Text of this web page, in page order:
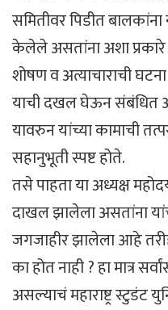
समितीवर पिडीत
केलेले असतांना अशा
शोषण व अत्याचाराची
याची दखल घेऊन संबंधित
यावरुन यांच्या कामाची
सहानुभूती स्पष्ट होते.
तसे पाहता या अध्यक्ष
दाखल झालेला असतांना
जगजाहीर झालेला आहे
का होत नाही ? हा मात्र
असल्याचं महाराष्ट्र स्टुडंट